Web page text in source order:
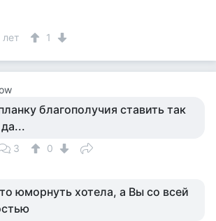
лет 1
благополучия ставить так
3
0
юморнуть хотела, а Вы со всей